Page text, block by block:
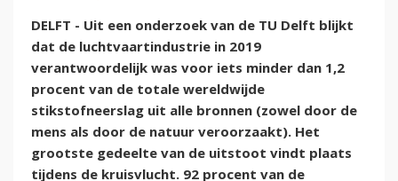
DELFT - Uit een onderzoek van de TU Delft blijkt
dat de luchtvaartindustrie in 2019
verantwoordelijk was voor iets minder dan 1,2
procent van de totale wereldwijde
stikstofneerslag uit alle bronnen (zowel door de
mens als door de natuur veroorzaakt). Het
grootste gedeelte van de uitstoot vindt plaats
tijdens de kruisvlucht. 92 procent van de